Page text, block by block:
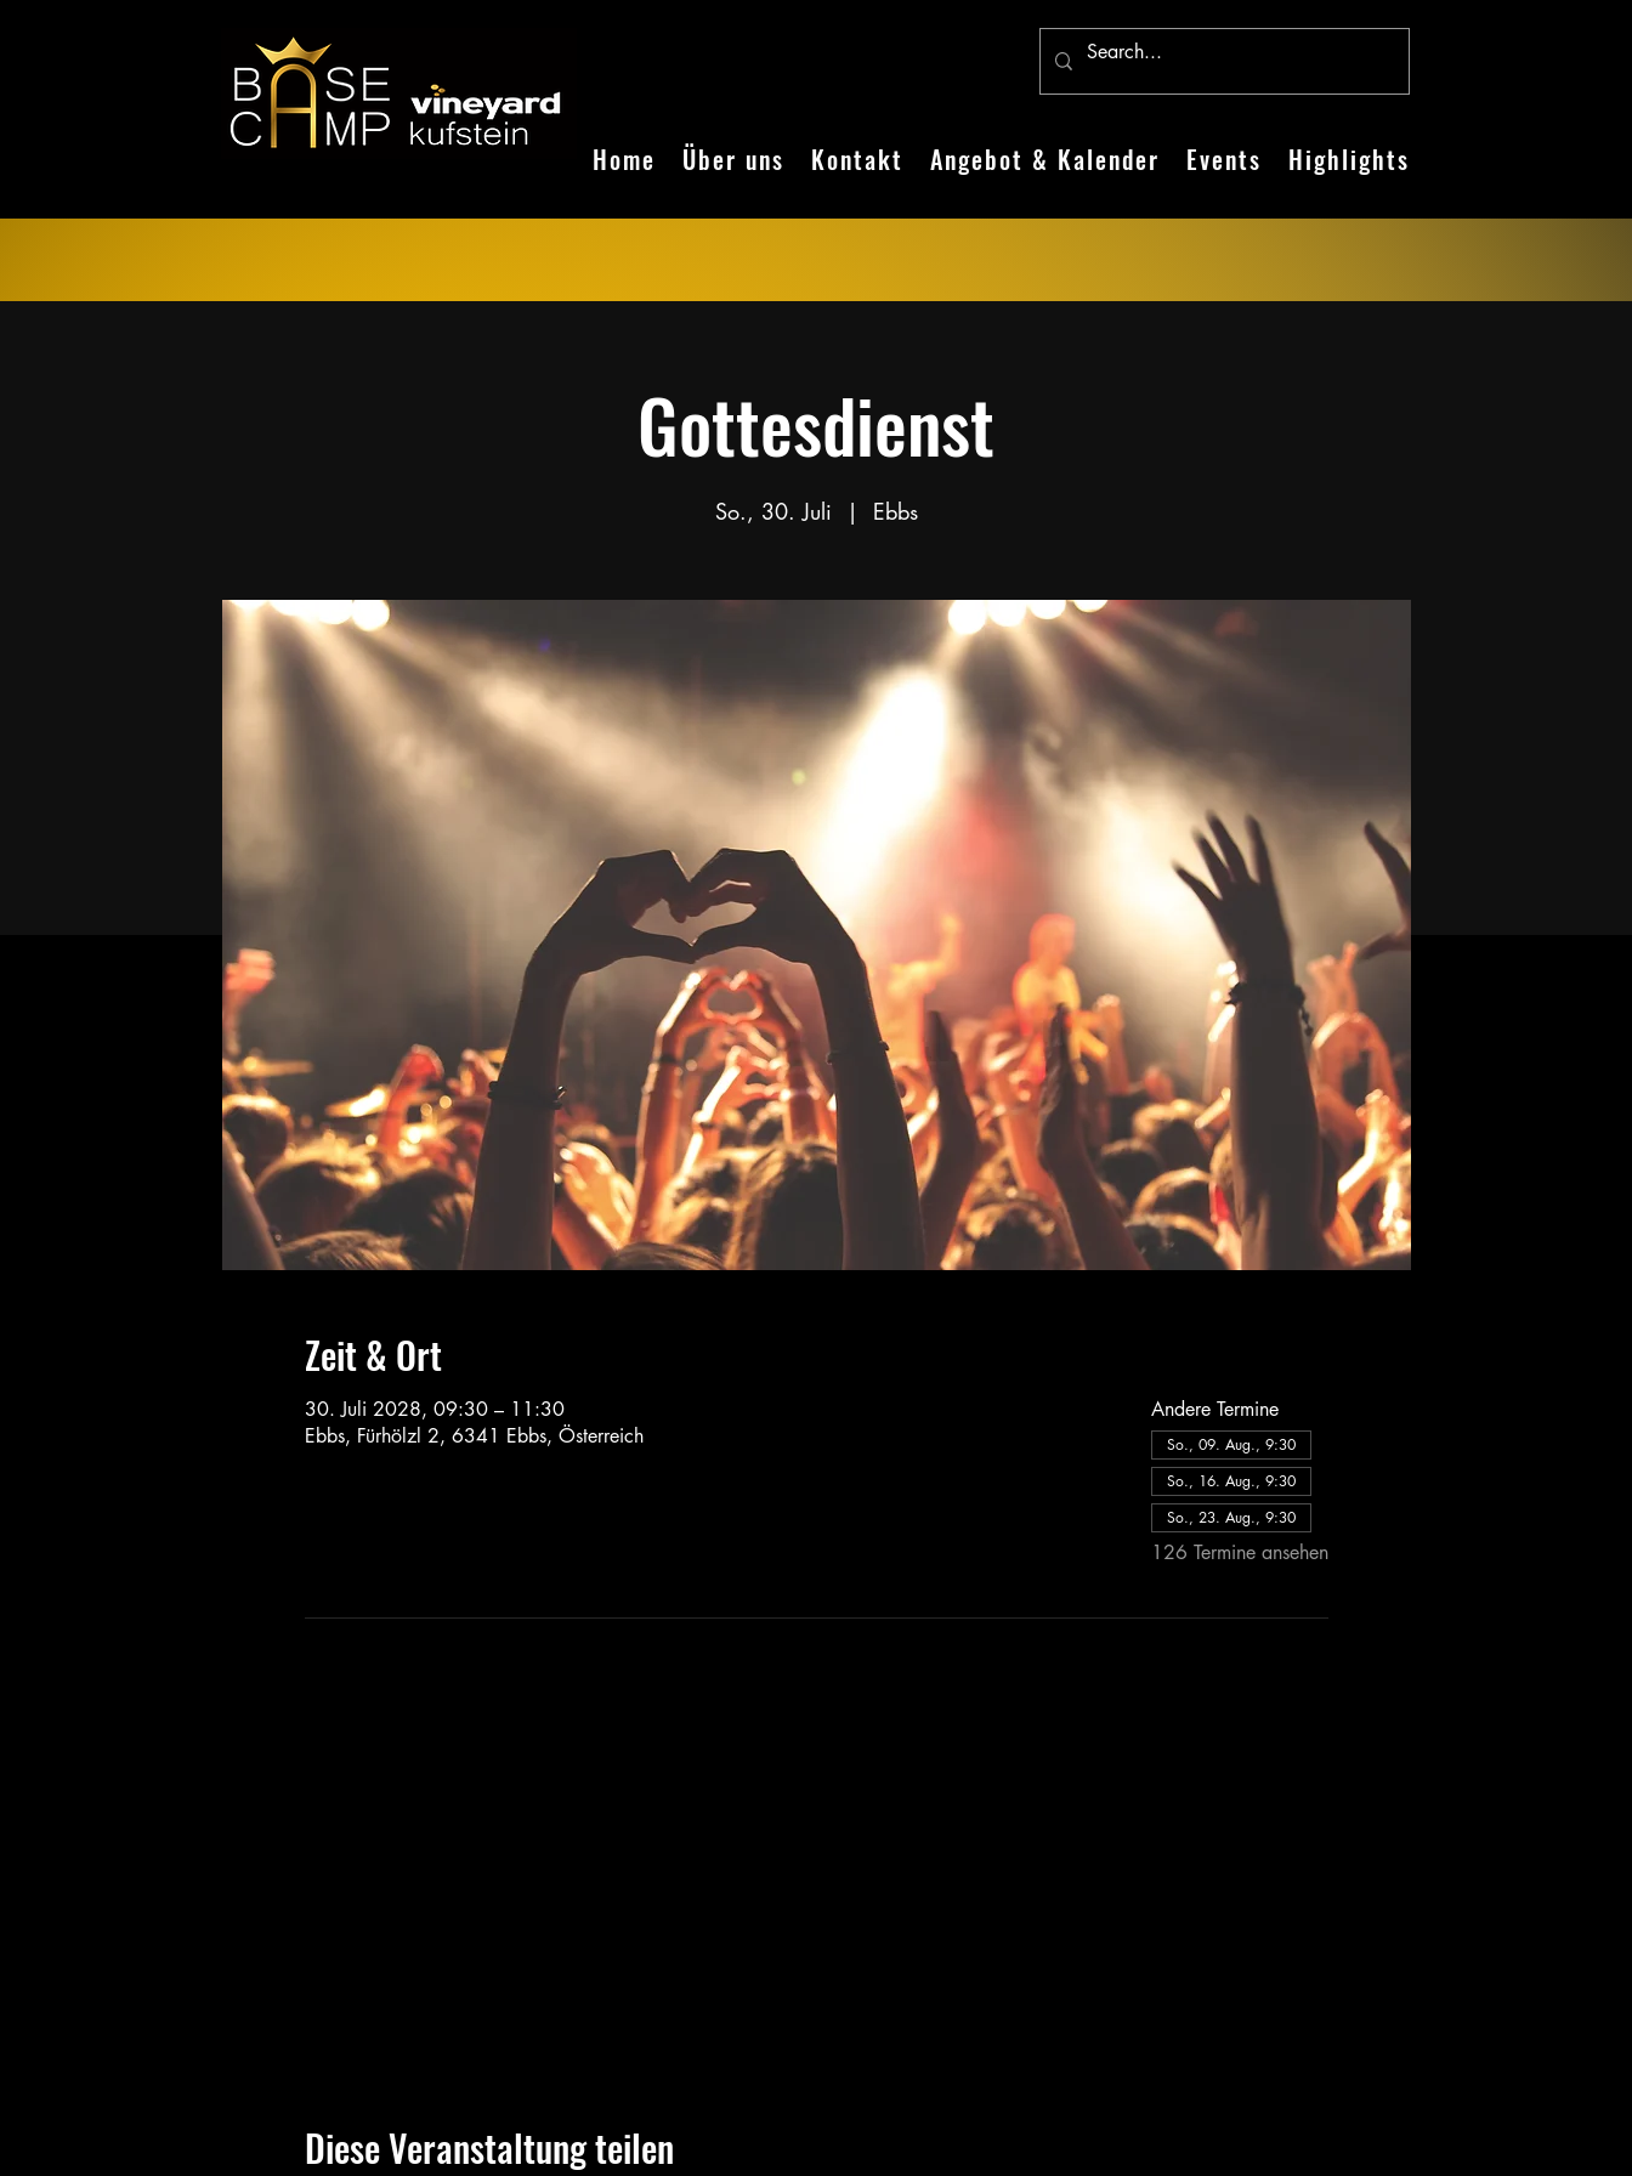
Home Über uns Kontakt Angebot & Kalender Events Highlights
Gottesdienst
So., 30. Juli
  |
Ebbs
Zeit & Ort
30. Juli 2028, 09:30 – 11:30
Ebbs, Fürhölzl 2, 6341 Ebbs, Österreich
Andere Termine
So., 09. Aug., 9:30
So., 16. Aug., 9:30
So., 23. Aug., 9:30
126 Termine ansehen
Diese Veranstaltung teilen